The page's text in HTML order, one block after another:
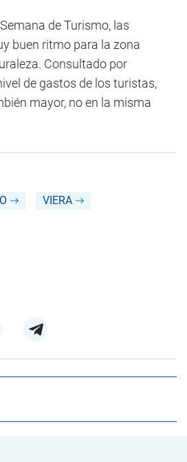
de Turismo, las
buen ritmo para la zona
Consultado por
de gastos de los turistas,
mayor, no en la misma
VIERA